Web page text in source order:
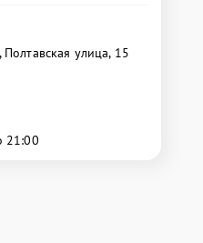
улица, 15
21:00